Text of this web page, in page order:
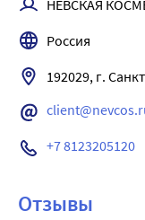
свойствами.
Витамин Е - как
Результат:
• питает
• защищает
• увлажняет
• тонизирует
НЕВСКАЯ
Россия
192029, г.
+7 8123205120
Отзывы